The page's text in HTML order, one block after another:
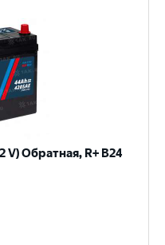
V) Обратная, R+ B24